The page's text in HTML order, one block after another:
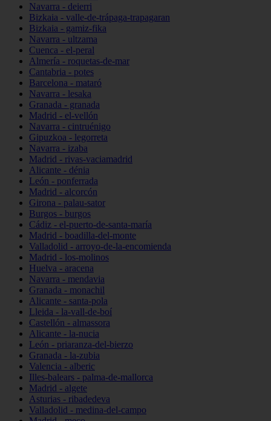
Navarra - deierri
Bizkaia - valle-de-trápaga-trapagaran
Bizkaia - gamiz-fika
Navarra - ultzama
Cuenca - el-peral
Almería - roquetas-de-mar
Cantabria - potes
Barcelona - mataró
Navarra - lesaka
Granada - granada
Madrid - el-vellón
Navarra - cintruénigo
Gipuzkoa - legorreta
Navarra - izaba
Madrid - rivas-vaciamadrid
Alicante - dénia
León - ponferrada
Madrid - alcorcón
Girona - palau-sator
Burgos - burgos
Cádiz - el-puerto-de-santa-maría
Madrid - boadilla-del-monte
Valladolid - arroyo-de-la-encomienda
Madrid - los-molinos
Huelva - aracena
Navarra - mendavia
Granada - monachil
Alicante - santa-pola
Lleida - la-vall-de-boí
Castellón - almassora
Alicante - la-nucia
León - priaranza-del-bierzo
Granada - la-zubia
Valencia - alberic
Illes-balears - palma-de-mallorca
Madrid - algete
Asturias - ribadedeva
Valladolid - medina-del-campo